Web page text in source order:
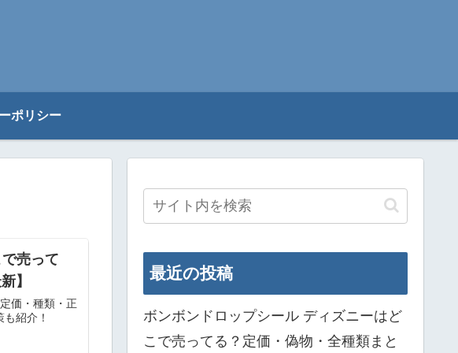
ポリシー
売って
】
価・種類・正
紹介！
最近の投稿
ボンボンドロップシール ディズニーはど
こで売ってる？定価・偽物・全種類まと